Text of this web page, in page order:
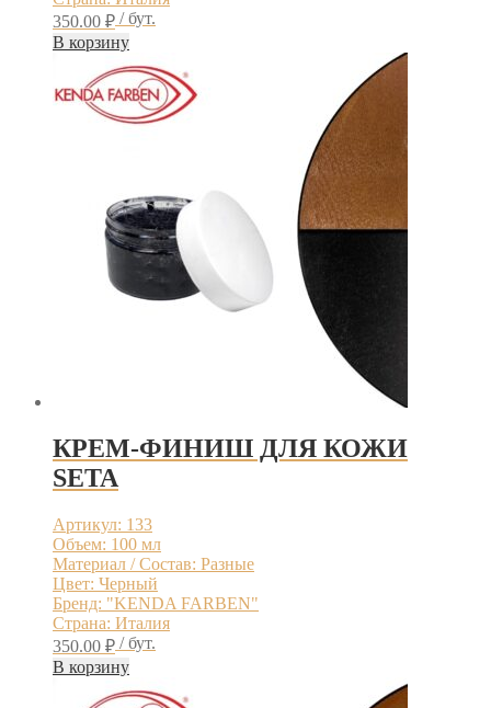
350.00 ₽ / бут.
В корзину
КРЕМ-ФИНИШ ДЛЯ КОЖИ
SETA
Артикул: 133
Объем: 100 мл
Материал / Состав: Разные
Цвет: Черный
Бренд: "KENDA FARBEN"
Страна: Италия
350.00 ₽ / бут.
В корзину